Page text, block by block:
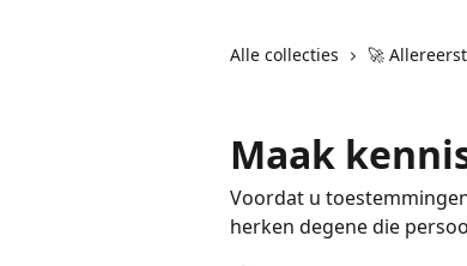
Alle collecties 🚀
Maak
Voordat u
herken degene die